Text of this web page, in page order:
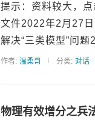
提示：资料较大，
文件2022年2月27
解决“三类模型”问
作者: 温柔哥 分类: 对话
物理有效增分之兵